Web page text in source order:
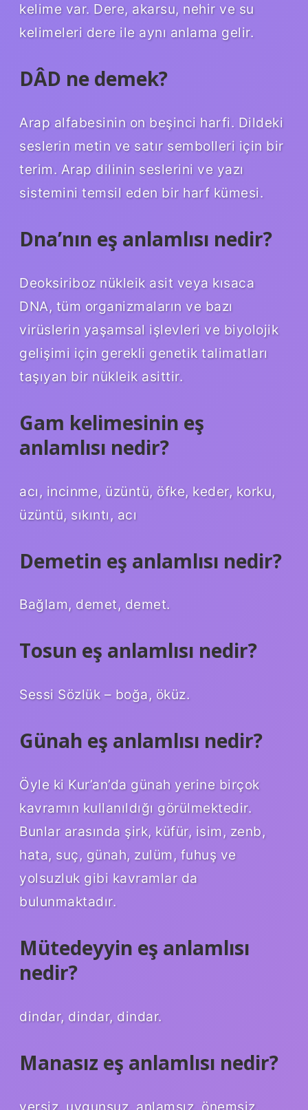
kelime var. Dere, akarsu, nehir ve su
kelimeleri dere ile aynı anlama gelir.
DÂD ne demek?
Arap alfabesinin on beşinci harfi. Dildeki
seslerin metin ve satır sembolleri için bir
terim. Arap dilinin seslerini ve yazı
sistemini temsil eden bir harf kümesi.
Dna’nın eş anlamlısı nedir?
Deoksiriboz nükleik asit veya kısaca
DNA, tüm organizmaların ve bazı
virüslerin yaşamsal işlevleri ve biyolojik
gelişimi için gerekli genetik talimatları
taşıyan bir nükleik asittir.
Gam kelimesinin eş
anlamlısı nedir?
acı, incinme, üzüntü, öfke, keder, korku,
üzüntü, sıkıntı, acı
Demetin eş anlamlısı nedir?
Bağlam, demet, demet.
Tosun eş anlamlısı nedir?
Sessi Sözlük – boğa, öküz.
Günah eş anlamlısı nedir?
Öyle ki Kur’an’da günah yerine birçok
kavramın kullanıldığı görülmektedir.
Bunlar arasında şirk, küfür, isim, zenb,
hata, suç, günah, zulüm, fuhuş ve
yolsuzluk gibi kavramlar da
bulunmaktadır.
Mütedeyyin eş anlamlısı
nedir?
dindar, dindar, dindar.
Manasız eş anlamlısı nedir?
yersiz, uygunsuz, anlamsız, önemsiz.